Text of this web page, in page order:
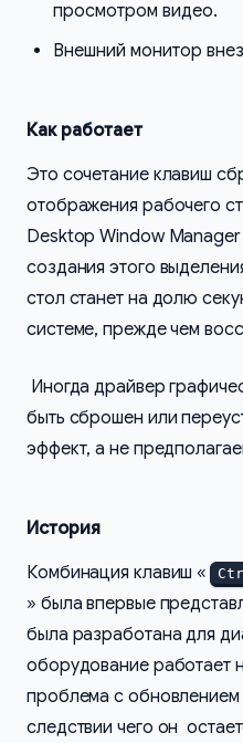
просмотром видео.
Внешний монитор
Как работает
Это сочетание клавиш
отображения рабочего
Desktop Window
создания этого
стол станет на долю
системе, прежде чем
Иногда драйвер
быть сброшен или
эффект, а не
История
Комбинация клавиш «
» была впервые
была разработана для
оборудование работает
проблема с
следствии чего он